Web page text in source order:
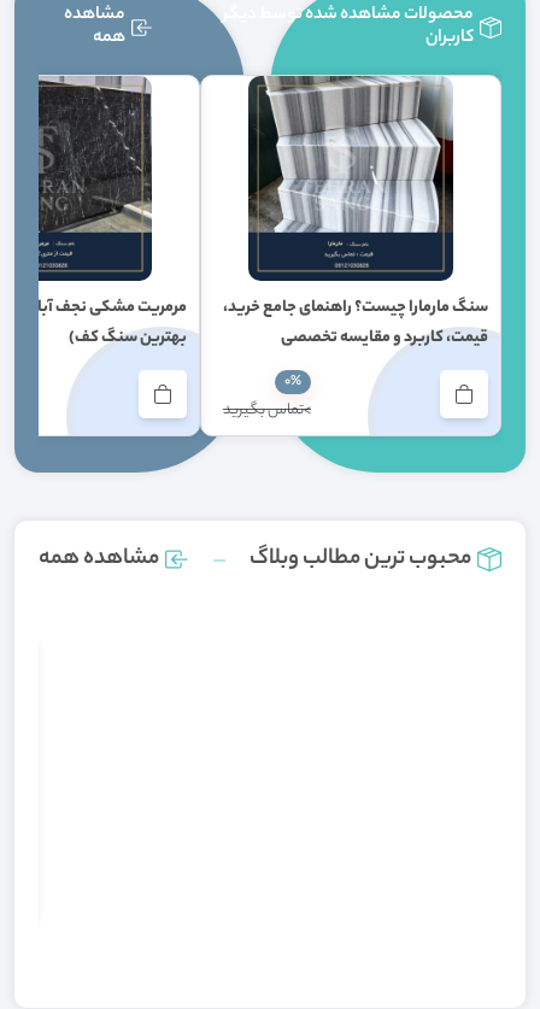
محصولات مشاهده شده توسط دیگر
کاربران
مشاهده
همه
سنگ مارمارا چیست؟ راهنمای جامع خرید،
قیمت، کاربرد و مقایسه تخصصی
0%
>تماس بگيريد
بهترین سنگ کف)
محبوب ترین مطالب وبلاگ مشاهده همه ابعاد استاندارد اسلب